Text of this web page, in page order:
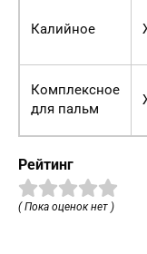
Калийное
Комплексное
для пальм
Рейтинг
( Пока оценок нет )